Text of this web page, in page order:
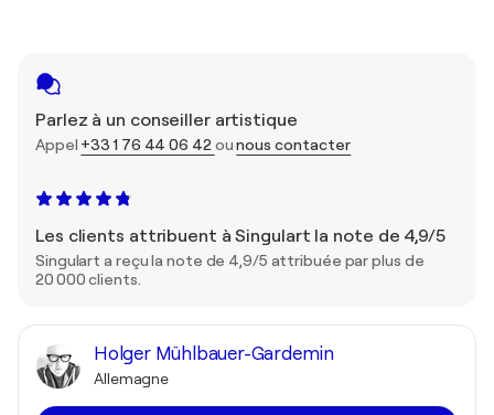
Parlez à un conseiller artistique
Appel +33 1 76 44 06 42ounous contacter
Les clients attribuent à Singulart la note de 4,9/5
Singulart a reçu la note de 4,9/5 attribuée par plus de
20 000 clients.
Holger Mühlbauer-Gardemin
Allemagne